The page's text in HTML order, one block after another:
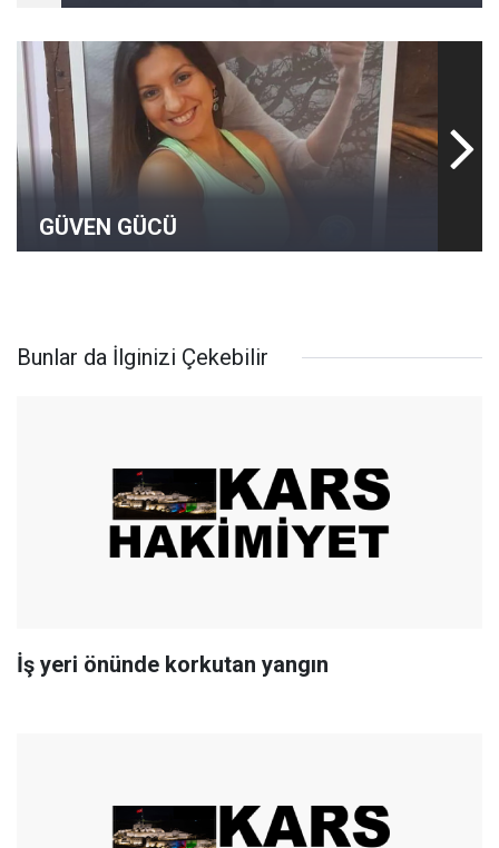
GÜVEN GÜCÜ
Bunlar da İlginizi Çekebilir
İş yeri önünde korkutan yangın